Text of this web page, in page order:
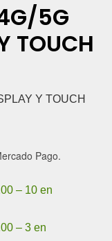
5G
TOUCH
Y TOUCH
Pago.
– 10 en
– 3 en